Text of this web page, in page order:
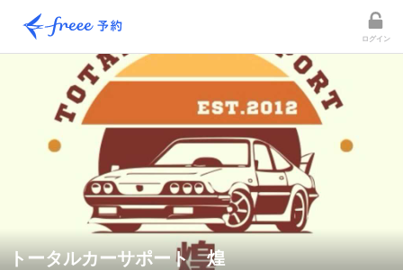
ログイン
トータルカーサポート 煌